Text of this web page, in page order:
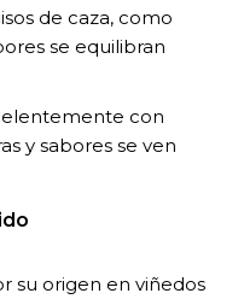
de caza, como
se equilibran
con
y sabores se ven
su origen en viñedos